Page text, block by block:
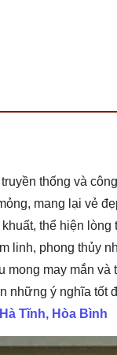
thống và
mang lại vẻ
thể hiện
linh, phong thủy
may mắn
những ý nghĩa tốt
Tĩnh, Hòa Bình